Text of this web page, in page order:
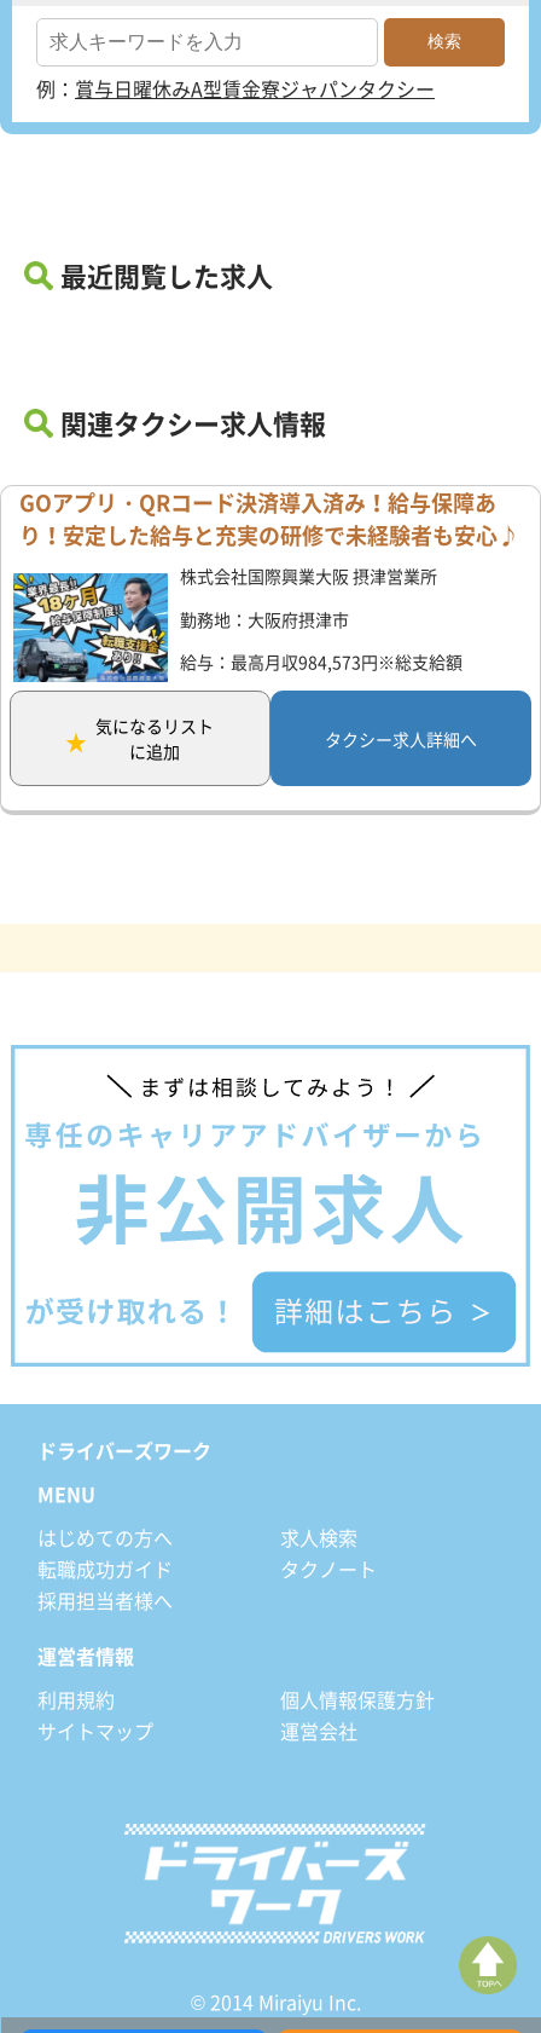
例： 賞与日曜休みA型賃金寮ジャパンタクシー
最近閲覧した求人
関連タクシー求人情報
GOアプリ・QRコード決済導入済み！給与保障あ
り！安定した給与と充実の研修で未経験者も安心♪
株式会社国際興業大阪 摂津営業所
勤務地：大阪府摂津市
給与：最高月収984,573円※総支給額
気になるリスト
に追加
タクシー求人詳細へ
ドライバーズワーク
MENU
はじめての方へ
求人検索
転職成功ガイド
タクノート
採用担当者様へ
運営者情報
利用規約
個人情報保護方針
サイトマップ
運営会社
© 2014 Miraiyu Inc.